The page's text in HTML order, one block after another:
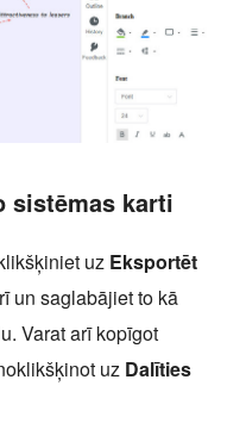
sistēmas karti
uz Eksportēt
un saglabājiet to kā
Varat arī kopīgot
uz Dalīties